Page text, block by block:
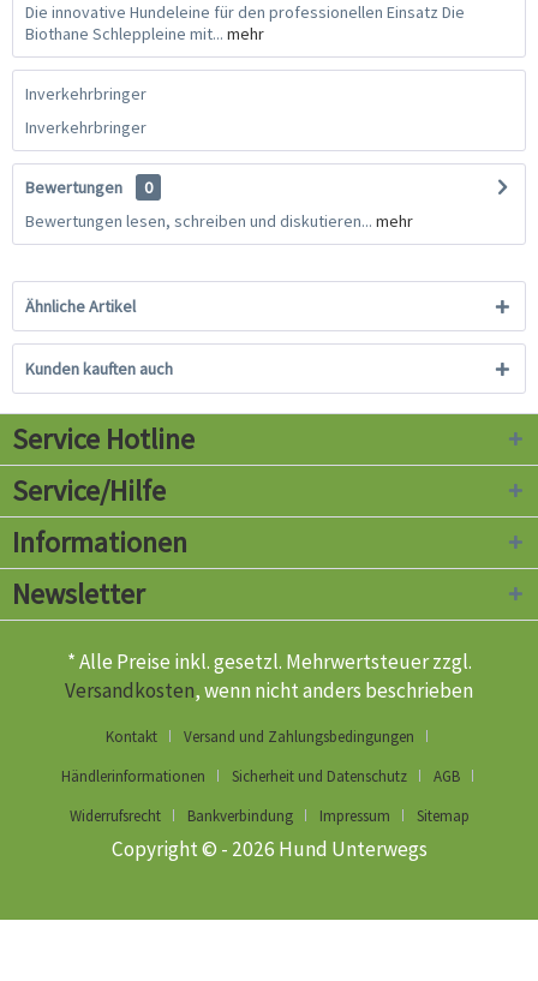
Die innovative Hundeleine für den professionellen Einsatz Die
Biothane Schleppleine mit... mehr
Inverkehrbringer
Inverkehrbringer
Bewertungen
0
Bewertungen lesen, schreiben und diskutieren... mehr
Ähnliche Artikel
Kunden kauften auch
Service Hotline
Service/Hilfe
Informationen
Newsletter
* Alle Preise inkl. gesetzl. Mehrwertsteuer zzgl.
Versandkosten, wenn nicht anders beschrieben
Kontakt
Versand und Zahlungsbedingungen
Händlerinformationen
Sicherheit und Datenschutz
AGB
Widerrufsrecht
Bankverbindung Impressum Sitemap
Copyright © - 2026 Hund Unterwegs